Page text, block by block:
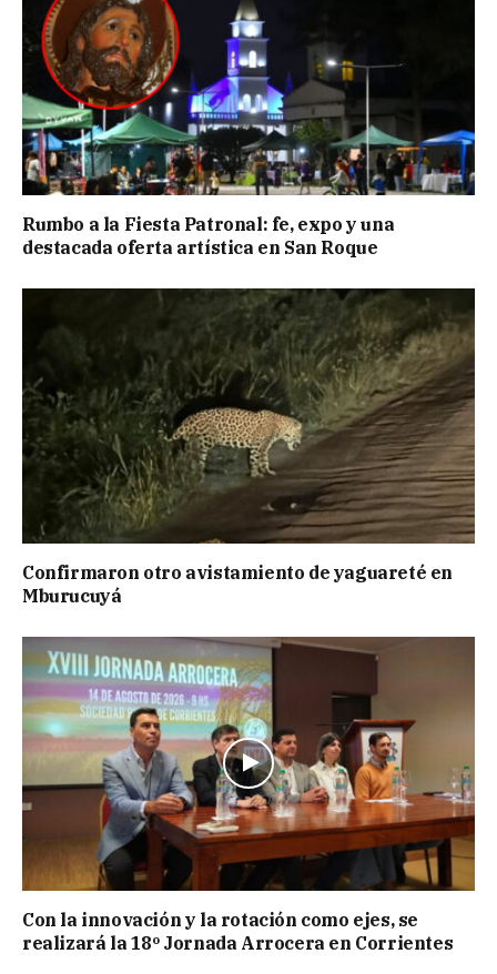
Rumbo a la Fiesta Patronal: fe, expo y una
destacada oferta artística en San Roque
Confirmaron otro avistamiento de yaguareté en
Mburucuyá
Con la innovación y la rotación como ejes, se
realizará la 18º Jornada Arrocera en Corrientes